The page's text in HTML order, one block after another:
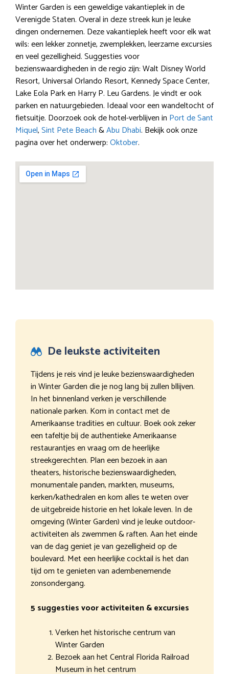
Winter Garden is een geweldige vakantieplek in de
Verenigde Staten. Overal in deze streek kun je leuke
dingen ondernemen. Deze vakantieplek heeft voor elk wat
wils: een lekker zonnetje, zwemplekken, leerzame excursies
en veel gezelligheid. Suggesties voor
bezienswaardigheden in de regio zijn: Walt Disney World
Resort, Universal Orlando Resort, Kennedy Space Center,
Lake Eola Park en Harry P. Leu Gardens. Je vindt er ook
parken en natuurgebieden. Ideaal voor een wandeltocht of
fietsuitje. Doorzoek ook de hotel-verblijven in Port de Sant
Miquel,Sint Pete Beach&Abu Dhabi. Bekijk ook onze
pagina over het onderwerp:Oktober.
De leukste activiteiten
Tijdens je reis vind je leuke bezienswaardigheden
in Winter Garden die je nog lang bij zullen bllijven.
In het binnenland verken je verschillende
nationale parken. Kom in contact met de
Amerikaanse tradities en cultuur. Boek ook zeker
een tafeltje bij de authentieke Amerikaanse
restaurantjes en vraag om de heerlijke
streekgerechten. Plan een bezoek in aan
theaters, historische bezienswaardigheden,
monumentale panden, markten, museums,
kerken/kathedralen en kom alles te weten over
de uitgebreide historie en het lokale leven. In de
omgeving (Winter Garden) vind je leuke outdoor-
activiteiten als zwemmen & raften. Aan het einde
van de dag geniet je van gezelligheid op de
boulevard. Met een heerlijke cocktail is het dan
tijd om te genieten van adembenemende
zonsondergang.
5 suggesties voor activiteiten & excursies
Verken het historische centrum van
Winter Garden
Bezoek aan het Central Florida Railroad
Museum in het centrum